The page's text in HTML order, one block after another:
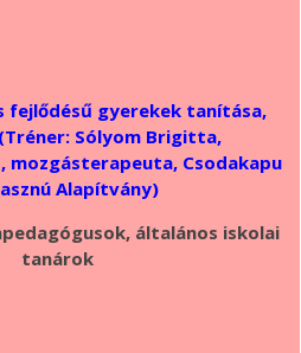
fejlődésű gyerekek tanítása,
Sólyom Brigitta,
mozgásterapeuta, Csodakapu
Alapítvány)
általános iskolai
tanárok